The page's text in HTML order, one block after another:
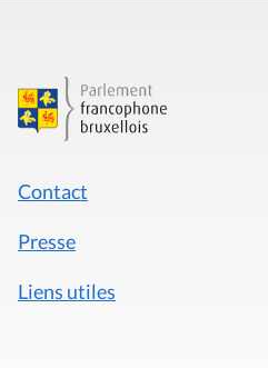
Contact
Presse
Liens utiles